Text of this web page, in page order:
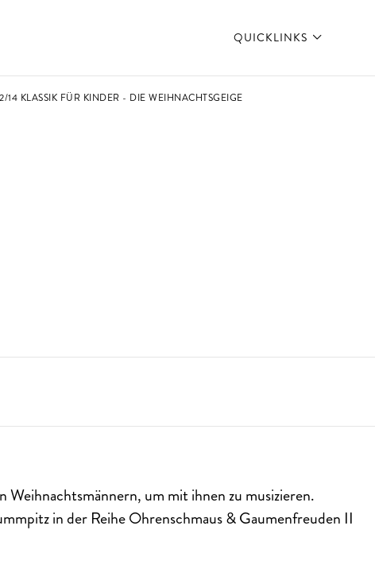
QUICKLINKS
14 KLASSIK FÜR KINDER - DIE WEIHNACHTSGEIGE
Weihnachtsmännern, um mit ihnen zu musizieren.
in der Reihe Ohrenschmaus & Gaumenfreuden II